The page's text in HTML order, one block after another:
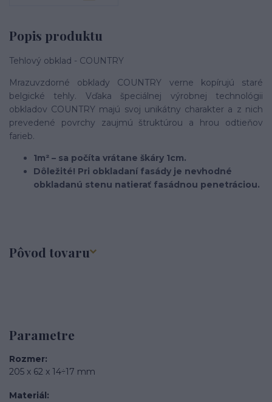
Popis produktu
Tehlový obklad - COUNTRY
Mrazuvzdorné obklady COUNTRY verne kopírujú staré
belgické tehly. Vďaka špeciálnej výrobnej technológii
obkladov COUNTRY majú svoj unikátny charakter a z nich
prevedené povrchy zaujmú štruktúrou a hrou odtieňov
farieb.
1m² – sa počíta vrátane škáry 1cm.
Dôležité! Pri obkladaní fasády je nevhodné
obkladanú stenu natierať fasádnou penetráciou.
Pôvod tovaru
Parametre
Rozmer
205 x 62 x 14÷17 mm
Materiál